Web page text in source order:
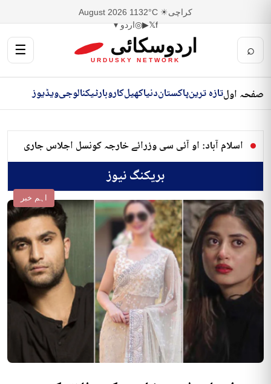
کراچی☀ 32°C
11 August 2026
f
𝕏
▶
◎اردو ▾
⌕ اردوسکائی
URDUSKY NETWORK
☰
صفحہ اولتازہ ترینپاکستاندنیاکھیلکاروبارٹیکنالوجیویڈیوز
اسلام آباد: او آئی سی وزرائے خارجہ کونسل اجلاس جاری
بریکنگ نیوز
اہم خبر